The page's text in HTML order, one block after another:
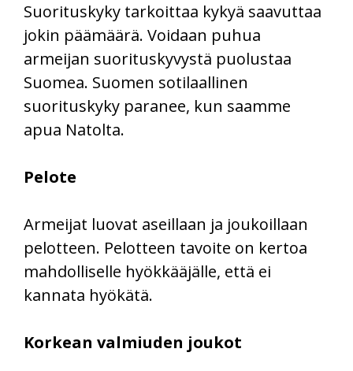
Suorituskyky tarkoittaa kykyä saavuttaa
jokin päämäärä. Voidaan puhua
armeijan suorituskyvystä puolustaa
Suomea. Suomen sotilaallinen
suorituskyky paranee, kun saamme
apua Natolta.
Pelote
Armeijat luovat aseillaan ja joukoillaan
pelotteen. Pelotteen tavoite on kertoa
mahdolliselle hyökkääjälle, että ei
kannata hyökätä.
Korkean valmiuden joukot